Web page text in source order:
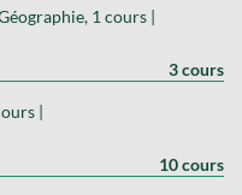
1 cours |
3 cours
|
10 cours